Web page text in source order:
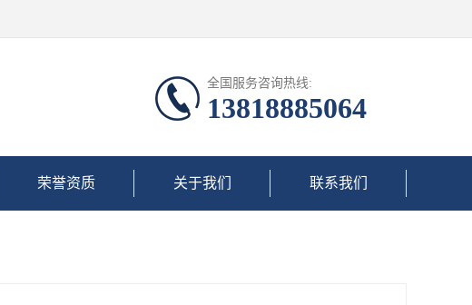
全国服务咨询热线:
13818885064
荣誉资质 关于我们 联系我们